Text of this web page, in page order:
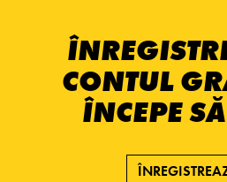
CONTUL
ÎNCEPE